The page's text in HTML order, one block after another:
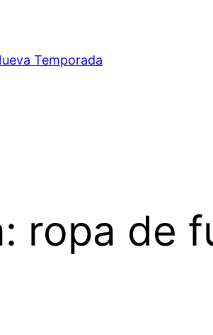
Temporada
ropa de